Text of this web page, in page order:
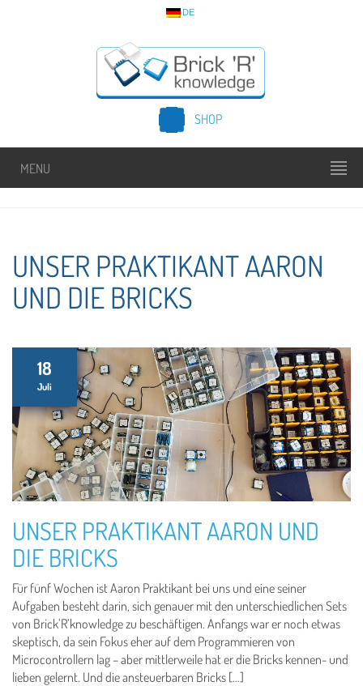
DE
SHOP
MENU
UNSER PRAKTIKANT AARON
UND DIE BRICKS
18
Juli
UNSER PRAKTIKANT AARON UND
DIE BRICKS
Für fünf Wochen ist Aaron Praktikant bei uns und eine seiner
Aufgaben besteht darin, sich genauer mit den unterschiedlichen Sets
von Brick’R’knowledge zu beschäftigen. Anfangs war er noch etwas
skeptisch, da sein Fokus eher auf dem Programmieren von
Microcontrollern lag – aber mittlerweile hat er die Bricks kennen- und
lieben gelernt. Und die ansteuerbaren Bricks […]